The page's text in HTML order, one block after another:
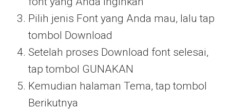
Pilih jenis Font yang Anda mau, lalu tap
tombol Download
Setelah proses Download font selesai,
tap tombol GUNAKAN
Kemudian halaman Tema, tap tombol
Berikutnya